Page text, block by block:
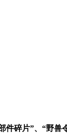
件碎片”、“野兽